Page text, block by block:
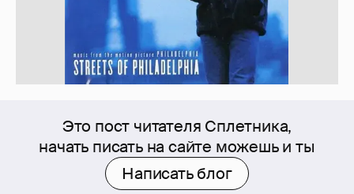
Это пост читателя Сплетника,
начать писать на сайте можешь и ты
Написать блог